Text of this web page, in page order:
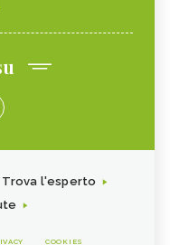
Trova l'esperto
COOKIES